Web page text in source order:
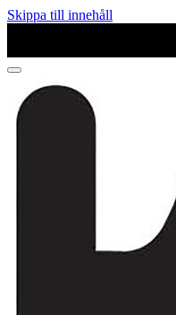
Skippa till innehåll